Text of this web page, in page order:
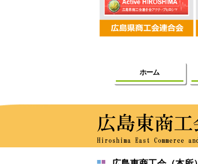
ホーム